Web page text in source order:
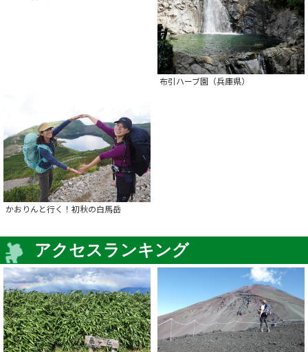
布引ハーブ園（兵庫県）
かおりんと行く！初秋の白馬岳
アクセスランキング